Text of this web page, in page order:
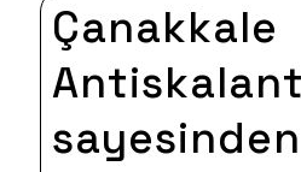
Çanakkale
Antiskalant